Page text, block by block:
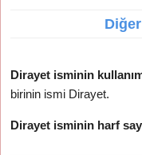
Dirayet isminin kullanım
birinin ismi Dirayet.
Dirayet isminin harf